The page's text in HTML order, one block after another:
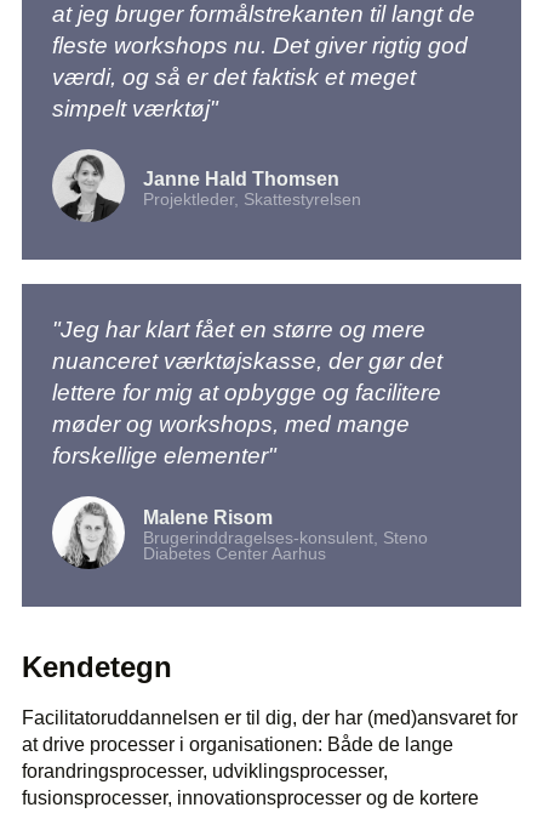
at jeg bruger formålstrekanten til langt de
fleste workshops nu. Det giver rigtig god
værdi, og så er det faktisk et meget
simpelt værktøj"
Janne Hald Thomsen
Projektleder, Skattestyrelsen
"Jeg har klart fået en større og mere
nuanceret værktøjskasse, der gør det
lettere for mig at opbygge og facilitere
møder og workshops, med mange
forskellige elementer"
Malene Risom
Brugerinddragelses-konsulent, Steno
Diabetes Center Aarhus
Kendetegn
Facilitatoruddannelsen er til dig, der har (med)ansvaret for
at drive processer i organisationen: Både de lange
forandringsprocesser, udviklingsprocesser,
fusionsprocesser, innovationsprocesser og de kortere